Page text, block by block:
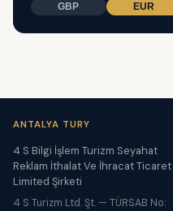
GBP EUR
ANTALYA TURY
4 S Bilgi İşlem Turizm Seyahat
Reklam İthalat Ve İhracat Ticaret
Limited Şirketi
4 S Turizm Ltd. Şt. — TÜRSAB No: